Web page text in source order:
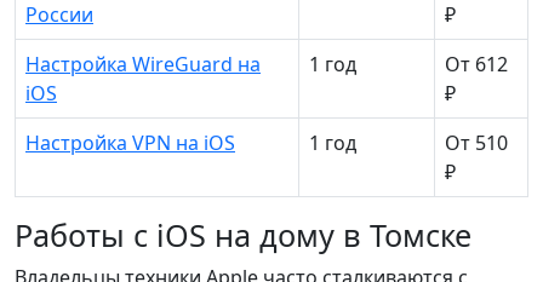
России
₽
Настройка WireGuard на
iOS
1 год
От 612
₽
Настройка VPN на iOS
1 год
От 510
₽
Работы с iOS на дому в Томске